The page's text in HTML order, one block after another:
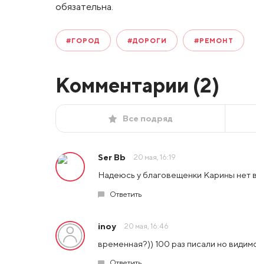
обязательна.
#ГОРОД #ДОРОГИ #РЕМОНТ
Комментарии (2)
Все подряд
Ser Bb 20 мая, 16:19
Надеюсь у благовещенки Карины нет
Ответить
inoy 20 мая, 16:46
временная?)) 100 раз писали но видимо